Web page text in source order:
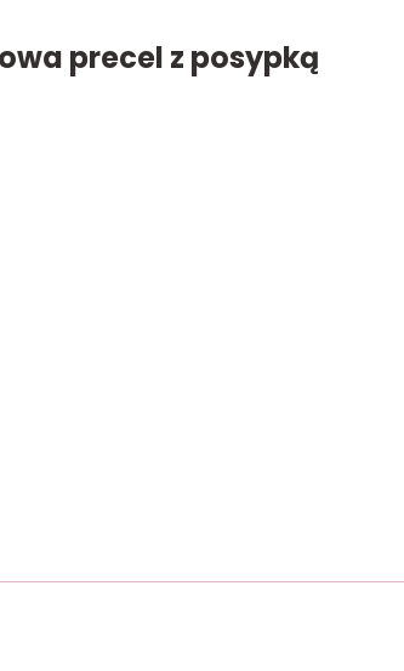
precel z posypką